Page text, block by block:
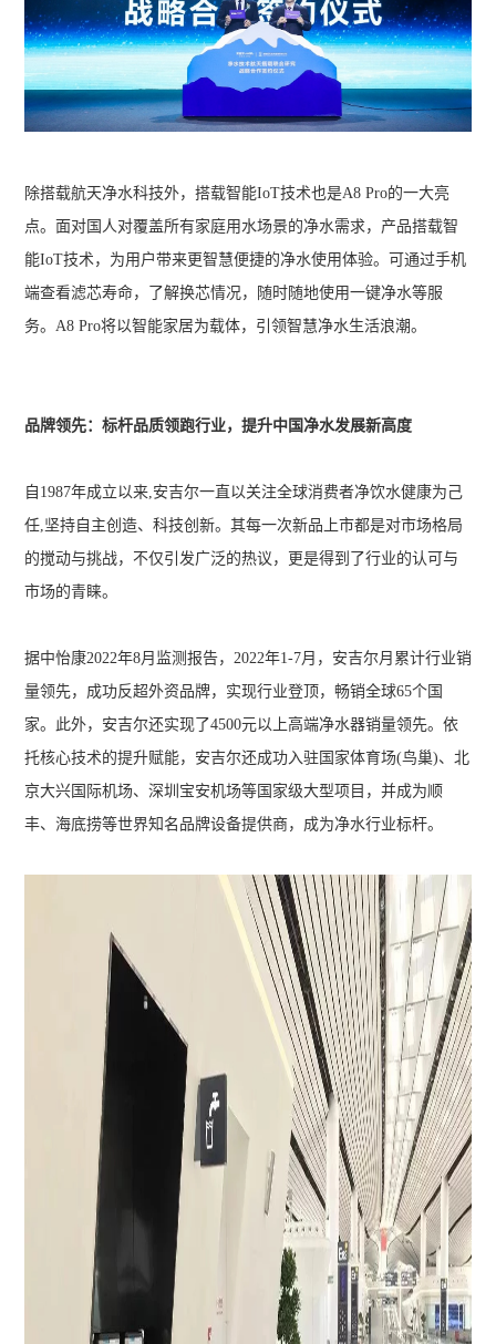
除搭载航天净水科技外，搭载智能IoT技术也是A8 Pro的一大亮
点。面对国人对覆盖所有家庭用水场景的净水需求，产品搭载智
能IoT技术，为用户带来更智慧便捷的净水使用体验。可通过手机
端查看滤芯寿命，了解换芯情况，随时随地使用一键净水等服
务。A8 Pro将以智能家居为载体，引领智慧净水生活浪潮。
品牌领先：标杆品质领跑行业，提升中国净水发展新高度
自1987年成立以来,安吉尔一直以关注全球消费者净饮水健康为己
任,坚持自主创造、科技创新。其每一次新品上市都是对市场格局
的搅动与挑战，不仅引发广泛的热议，更是得到了行业的认可与
市场的青睐。
据中怡康2022年8月监测报告，2022年1-7月，安吉尔月累计行业销
量领先，成功反超外资品牌，实现行业登顶，畅销全球65个国
家。此外，安吉尔还实现了4500元以上高端净水器销量领先。依
托核心技术的提升赋能，安吉尔还成功入驻国家体育场(鸟巢)、北
京大兴国际机场、深圳宝安机场等国家级大型项目，并成为顺
丰、海底捞等世界知名品牌设备提供商，成为净水行业标杆。